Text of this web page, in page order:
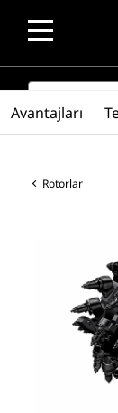
SEARCH
Rotorlar
Avantajları